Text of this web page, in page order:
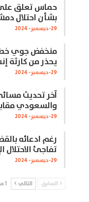
حماس تعلق
بشأن احتلال
29-ديسمبر- 2024
منخفض جوي
يحذر من كارثة
29-ديسمبر- 2024
آخر تحديث
والسعودي
29-ديسمبر- 2024
رغم ادعائه
تفاجئ الاحتلال
29-ديسمبر- 2024
السابق التالي 1 من 2٬214